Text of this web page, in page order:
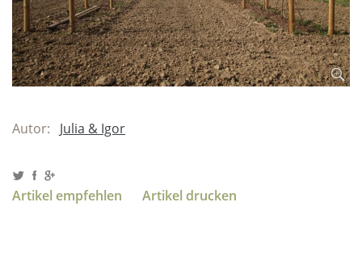
Autor: Julia & Igor
Artikel empfehlen Artikel drucken